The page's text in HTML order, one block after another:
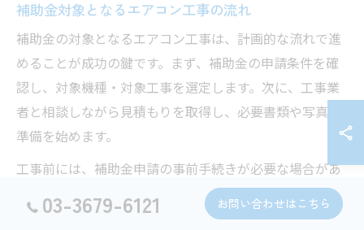
補助金対象となるエアコン工事の流れ
補助金の対象となるエアコン工事は、計画的な流れで進
めることが成功の鍵です。まず、補助金の申請条件を確
認し、対象機種・対象工事を選定します。次に、工事業
者と相談しながら見積もりを取得し、必要書類や写真の
準備を始めます。
工事前には、補助金申請の事前手続きが必要な場合があ
るため、スケジュールを逆算して進めることが大切で
す。工事完了後は、領収書や設置写真などを添付して申
03-3679-6121 お問い合わせはこちら